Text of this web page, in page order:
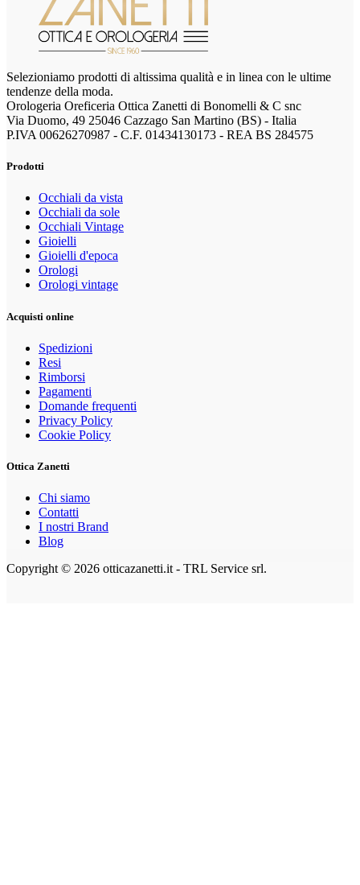
Selezioniamo prodotti di altissima qualità e in linea con le ultime
tendenze della moda.
Orologeria Oreficeria Ottica Zanetti di Bonomelli & C snc
Via Duomo, 49 25046 Cazzago San Martino (BS) - Italia
P.IVA 00626270987 - C.F. 01434130173 - REA BS 284575
Prodotti
Occhiali da vista
Occhiali da sole
Occhiali Vintage
Gioielli
Gioielli d'epoca
Orologi
Orologi vintage
Acquisti online
Spedizioni
Resi
Rimborsi
Pagamenti
Domande frequenti
Privacy Policy
Cookie Policy
Ottica Zanetti
Chi siamo
Contatti
I nostri Brand
Blog
Copyright © 2026 otticazanetti.it - TRL Service srl.